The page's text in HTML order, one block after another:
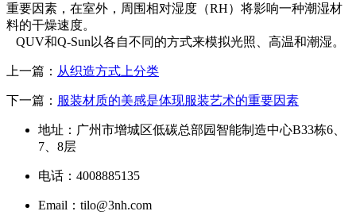
重要因素，在室外，周围相对湿度（RH）将影响一种潮湿材
料的干燥速度。
QUV和Q-Sun以各自不同的方式来模拟光照、高温和潮湿。
上一篇： 从织造方式上分类
下一篇： 服装材质的美感是体现服装艺术的重要因素
地址：广州市增城区低碳总部园智能制造中心B33栋6、
7、8层
电话：4008885135
Email：tilo@3nh.com